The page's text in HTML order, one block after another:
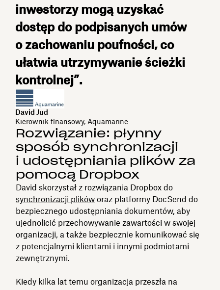
inwestorzy mogą uzyskać
dostęp do podpisanych umów
o zachowaniu poufności, co
ułatwia utrzymywanie ścieżki
kontrolnej”.
David Jud
Kierownik finansowy, Aquamarine
Rozwiązanie: płynny
sposób synchronizacji
i udostępniania plików za
pomocą Dropbox
David skorzystał z rozwiązania Dropbox do
synchronizacji plików oraz platformy DocSend do
bezpiecznego udostępniania dokumentów, aby
ujednolicić przechowywanie zawartości w swojej
organizacji, a także bezpiecznie komunikować się
z potencjalnymi klientami i innymi podmiotami
zewnętrznymi.
Kiedy kilka lat temu organizacja przeszła na